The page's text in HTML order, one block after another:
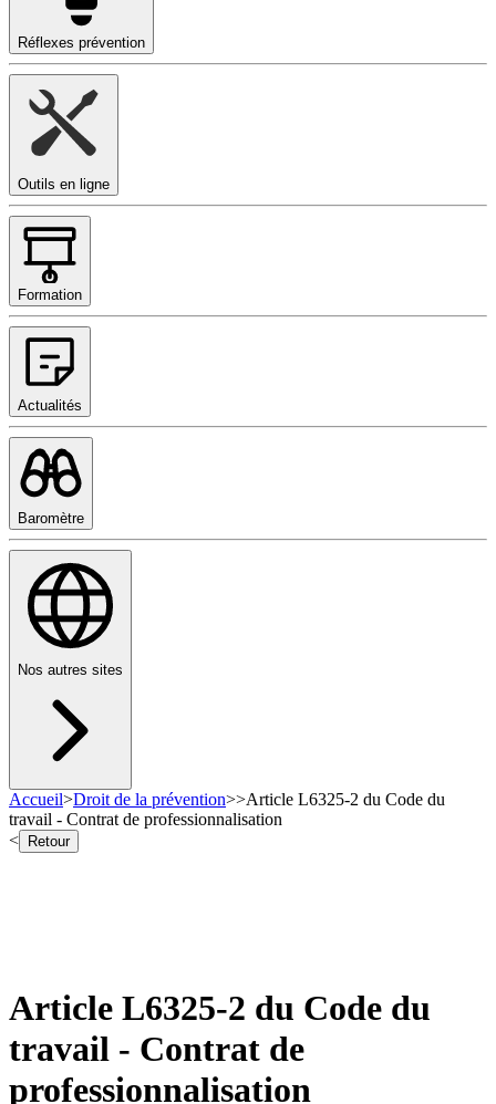
Réflexes prévention
Outils en ligne
Formation
Actualités
Baromètre
Nos autres sites
Accueil>Droit de la prévention>>Article L6325-2 du Code du
travail - Contrat de professionnalisation
<
Retour
Article L6325-2 du Code du
travail - Contrat de
professionnalisation